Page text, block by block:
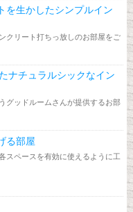
を生かしたシンプルイン
クリート打ちっ放しのお部屋をご
ナチュラルシックなイン
グッドルームさんが提供するお部
る部屋
スペースを有効に使えるように工